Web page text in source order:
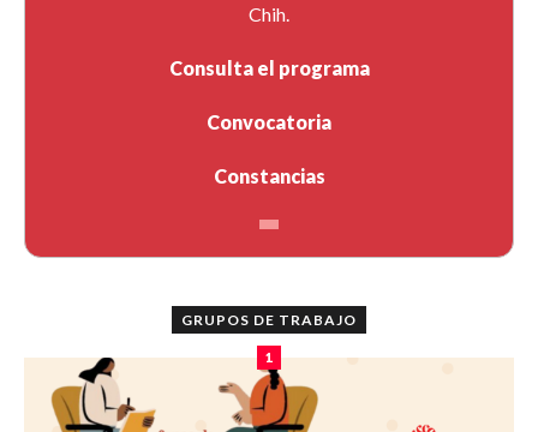
Chih.
Consulta el programa
Convocatoria
Constancias
GRUPOS DE TRABAJO
1